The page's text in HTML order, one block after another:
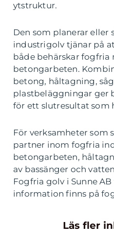
ytstruktur.
Den som planerar eller
industrigolv tjänar på
både behärskar fogfria
betongarbeten.
betong, håltagning,
plastbeläggningar ger
för ett slutresultat som
För verksamheter som
partner inom fogfria
betongarbeten,
av bassänger och
Fogfria golv i Sunne
information finns på
Läs fler